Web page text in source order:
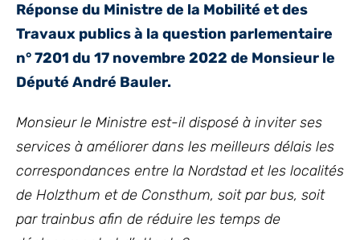
Réponse du Ministre de la Mobilité et des
Travaux publics à la question parlementaire
n° 7201 du 17 novembre 2022 de Monsieur le
Député André Bauler.
Monsieur le Ministre est-il disposé à inviter ses
services à améliorer dans les meilleurs délais les
correspondances entre la Nordstad et les localités
de Holzthum et de Consthum, soit par bus, soit
par trainbus afin de réduire les temps de